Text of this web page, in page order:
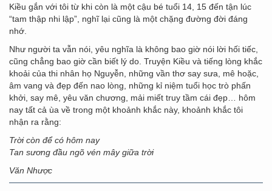
Kiều gắn với tôi từ khi còn là một cậu bé tuổi 14, 15 đến tận lúc
“tam thập nhi lập”, nghĩ lại cũng là một chặng đường đời đáng
nhớ.
Như người ta vẫn nói, yêu nghĩa là không bao giờ nói lời hối tiếc,
cũng chẳng bao giờ cần biết lý do. Truyện Kiều và tiếng lòng khắc
khoải của thi nhân họ Nguyễn, những vần thơ say sưa, mê hoặc,
âm vang và đẹp đến nao lòng, những kỉ niệm tuổi học trò phấn
khởi, say mê, yêu văn chương, mải miết truy tầm cái đẹp… hôm
nay tất cả ùa về trong một khoảnh khắc này, khoảnh khắc tôi
nhận ra rằng:
Trời còn để có hôm nay
Tan sương đầu ngõ vén mây giữa trời
Văn Nhược